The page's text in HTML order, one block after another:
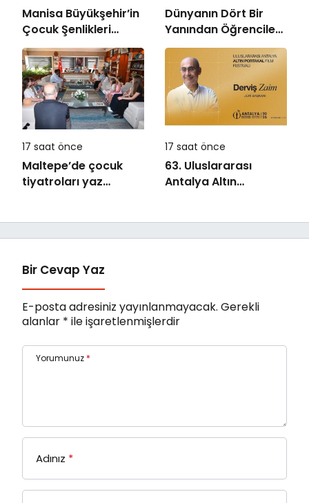
Manisa Büyükşehir’in
Çocuk Şenlikleri
Saruhanlı’da Yüzleri
Gülümsetti
Dünyanın Dört Bir
Yanından Öğrencileri
Buluşturan “Bilgi
Buzkıranı” Seferi
Başladı
17 saat önce
Maltepe’de çocuk
tiyatroları yaz
17 saat önce
63. Uluslararası
Antalya Altın
Bir Cevap Yaz
E-posta adresiniz yayınlanmayacak. Gerekli
alanlar * ile işaretlenmişlerdir
Yorumunuz *
Adınız *